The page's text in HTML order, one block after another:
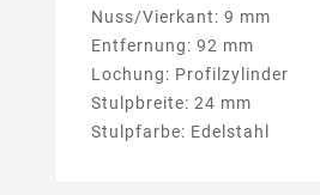
Nuss/Vierkant: 9 mm
Entfernung: 92 mm
Lochung: Profilzylinder
Stulpbreite: 24 mm
Stulpfarbe: Edelstahl